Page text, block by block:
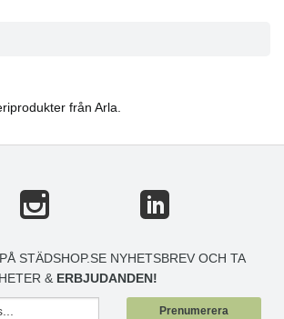
från Arla.
STÄDSHOP.SE NYHETSBREV OCH TA
& ERBJUDANDEN!
Prenumerera